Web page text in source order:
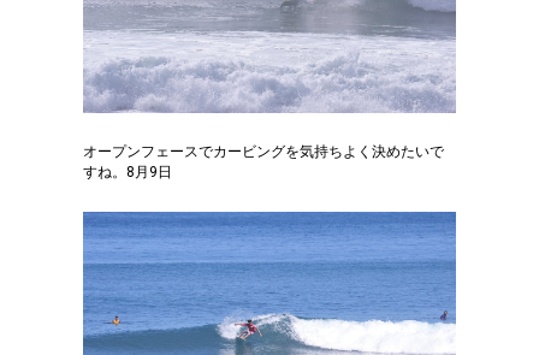
オープンフェースでカービングを気持ちよく決めたいで
すね。8月9日